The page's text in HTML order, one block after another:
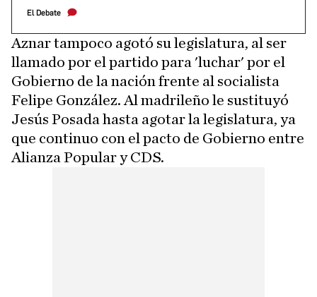
El Debate
Aznar tampoco agotó su legislatura, al ser
llamado por el partido para 'luchar' por el
Gobierno de la nación frente al socialista
Felipe González. Al madrileño le sustituyó
Jesús Posada hasta agotar la legislatura, ya
que continuo con el pacto de Gobierno entre
Alianza Popular y CDS.